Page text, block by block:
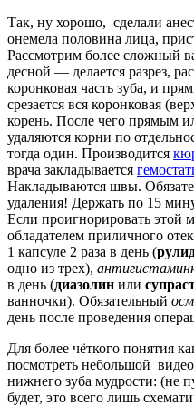
Так, ну хорошо, сделали
онемела половина лица,
Рассмотрим более сложный
десной — делается разрез,
коронковая часть зуба, и
срезается вся коронковая
корень. После чего прямым
удаляются корни по
тогда один. Производится
врача закладывается
Накладываются швы.
удаления! Держать по 15
Если проигнорировать этой
обладателем приличного
1 капсуле 2 раза в день (
одно из трех),
в день (диазолин или
ванночки). Обязательный
день после проведения
Для более чёткого понятия
посмотреть небольшой
нижнего зуба мудрости: (не
будет, это всего лишь